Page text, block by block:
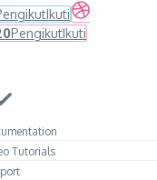
Ikuti
PengikutIkuti
Tutorials